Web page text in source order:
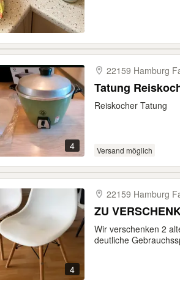
4
22159 Hamburg
Tatung
Reiskocher Tatung
Versand möglich
4
22159 Hamburg
ZU
Wir verschenken 2
deutliche